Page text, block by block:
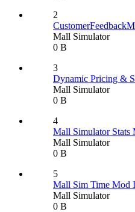
2
Mall Simulator
0 B
3
Dynamic Pricing &
Mall Simulator
0 B
4
Mall Simulator Stats
Mall Simulator
0 B
5
Mall Sim Time Mod
Mall Simulator
0 B